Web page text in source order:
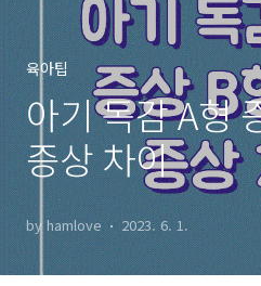
육아팁
아기 독감 A형
증상 차이
by hamlove 2023. 6. 1.